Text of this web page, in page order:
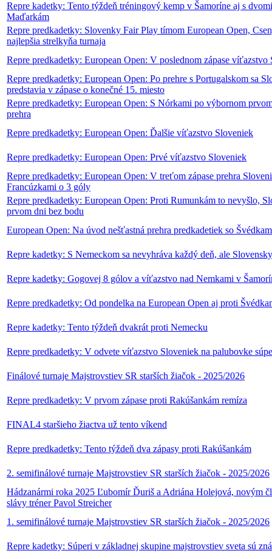
Repre kadetky: Tento týždeň tréningový kemp v Šamoríne aj s
Maďarkám
Repre predkadetky: Slovenky Fair Play tímom European Open,
najlepšia strelkyňa turnaja
Repre predkadetky: European Open: V poslednom zápase víťazstvo
Repre predkadetky: European Open: Po prehre s Portugalskom sa
predstavia v zápase o konečné 15. miesto
Repre predkadetky: European Open: S Nórkami po výbornom
prehra
Repre predkadetky: European Open: Ďalšie víťazstvo Sloveniek
Repre predkadetky: European Open: Prvé víťazstvo Sloveniek
Repre predkadetky: European Open: V treťom zápase prehra
Francúzkami o 3 góly
Repre predkadetky: European Open: Proti Rumunkám to nevyšlo,
prvom dni bez bodu
European Open: Na úvod nešťastná prehra predkadetiek so
Repre kadetky: S Nemeckom sa nevyhráva každý deň, ale
Repre kadetky: Gogovej 8 gólov a víťazstvo nad Nemkami v
Repre predkadetky: Od pondelka na European Open aj proti
Repre kadetky: Tento týždeň dvakrát proti Nemecku
Repre predkadetky: V odvete víťazstvo Sloveniek na palubovke
Finálové turnaje Majstrovstiev SR starších žiačok - 2025/2026
Repre predkadetky: V prvom zápase proti Rakúšankám remíza
FINAL4 staršieho žiactva už tento víkend
Repre predkadetky: Tento týždeň dva zápasy proti Rakúšankám
2. semifinálové turnaje Majstrovstiev SR starších žiačok - 2025/2026
Hádzanármi roka 2025 Ľubomír Ďuriš a Adriána Holejová, novým
slávy tréner Pavol Streicher
1. semifinálové turnaje Majstrovstiev SR starších žiačok - 2025/2026
Repre kadetky: Súperi v základnej skupine majstrovstiev sveta sú